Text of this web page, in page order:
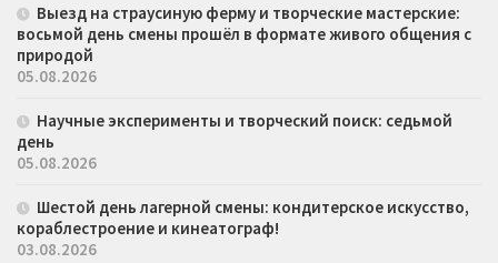
Выезд на страусиную ферму и творческие мастерские:
восьмой день смены прошёл в формате живого общения с
природой
05.08.2026
Научные эксперименты и творческий поиск: седьмой
день
05.08.2026
Шестой день лагерной смены: кондитерское искусство,
кораблестроение и кинеатограф!
03.08.2026